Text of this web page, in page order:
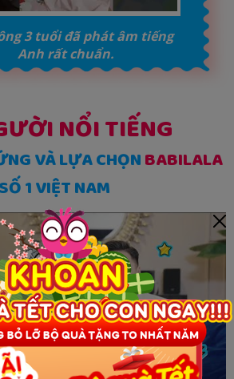
3 tuổi đã phát âm tiếng
Anh rất chuẩn.
NỔI TIẾNG
VÀ LỰA CHỌNBABILALA
1 VIỆT NAM